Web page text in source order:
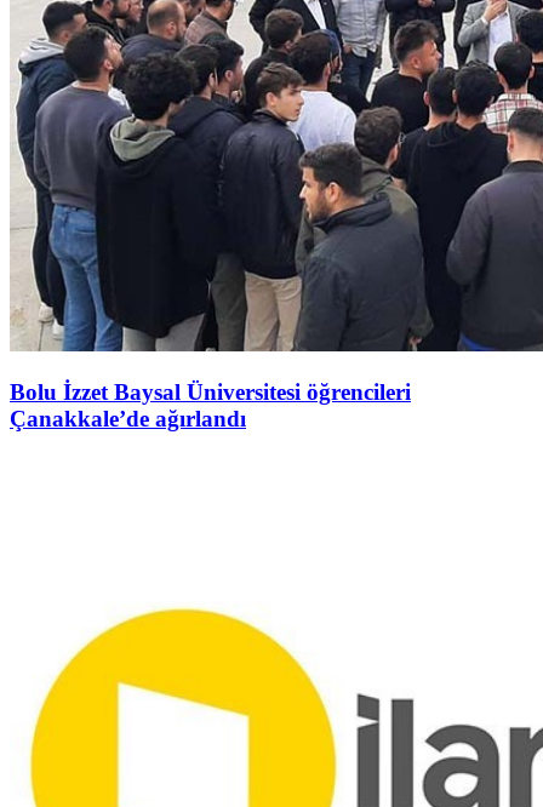
Bolu İzzet Baysal Üniversitesi öğrencileri
Çanakkale’de ağırlandı